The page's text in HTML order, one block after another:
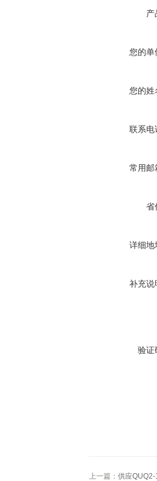
产
您的单
您的姓
联系电
常用邮
省
详细地
补充说
验证
上一篇： 供应